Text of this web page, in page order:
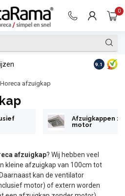
0
Op
9.1
Horeca afzuigkap
Afzuigkappen
motor
afzuigkap? Wij hebben veel
kleine afzuigkap van 100cm tot
kan de ventilator
motor) of extern worden